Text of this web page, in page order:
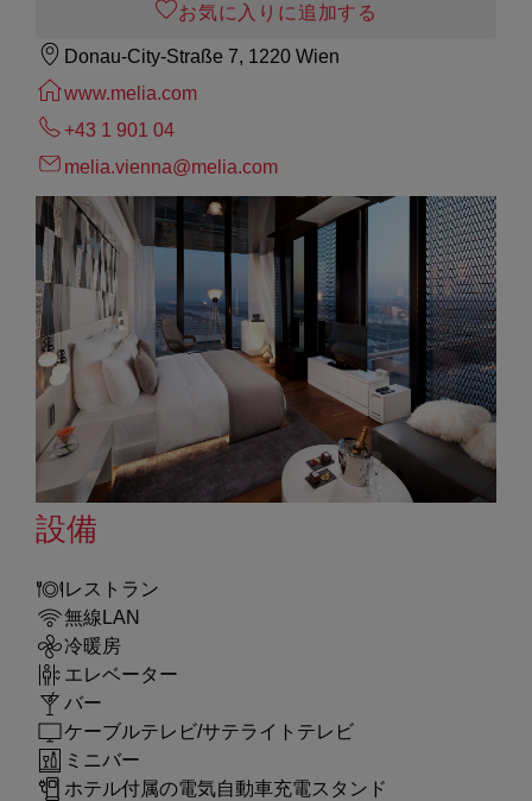
お気に入りに追加する
Donau-City-Straße 7, 1220 Wien
www.melia.com
+43 1 901 04
melia.vienna@melia.com
設備
レストラン
無線LAN
冷暖房
エレベーター
バー
ケーブルテレビ/サテライトテレビ
ミニバー
ホテル付属の電気自動車充電スタンド